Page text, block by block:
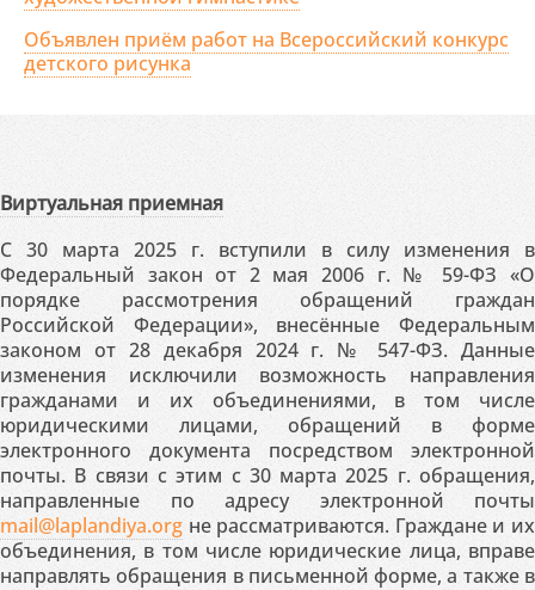
Объявлен приём работ на Всероссийский конкурс
детского рисунка
Виртуальная приемная
С 30 марта 2025 г. вступили в силу изменения в
Федеральный закон от 2 мая 2006 г. № 59-ФЗ «О
порядке рассмотрения обращений граждан
Российской Федерации», внесённые Федеральным
законом от 28 декабря 2024 г. № 547-ФЗ. Данные
изменения исключили возможность направления
гражданами и их объединениями, в том числе
юридическими лицами, обращений в форме
электронного документа посредством электронной
почты. В связи с этим с 30 марта 2025 г. обращения,
направленные по адресу электронной почты
mail@laplandiya.org не рассматриваются. Граждане и их
объединения, в том числе юридические лица, вправе
направлять обращения в письменной форме, а также в